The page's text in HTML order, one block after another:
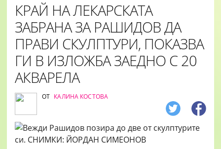
КРАЙ НА ЛЕКАРСКАТА
ЗАБРАНА ЗА РАШИДОВ ДА
ПРАВИ СКУЛПТУРИ, ПОКАЗВА
ГИ В ИЗЛОЖБА ЗАЕДНО С 20
АКВАРЕЛА
ОТ КАЛИНА КОСТОВА